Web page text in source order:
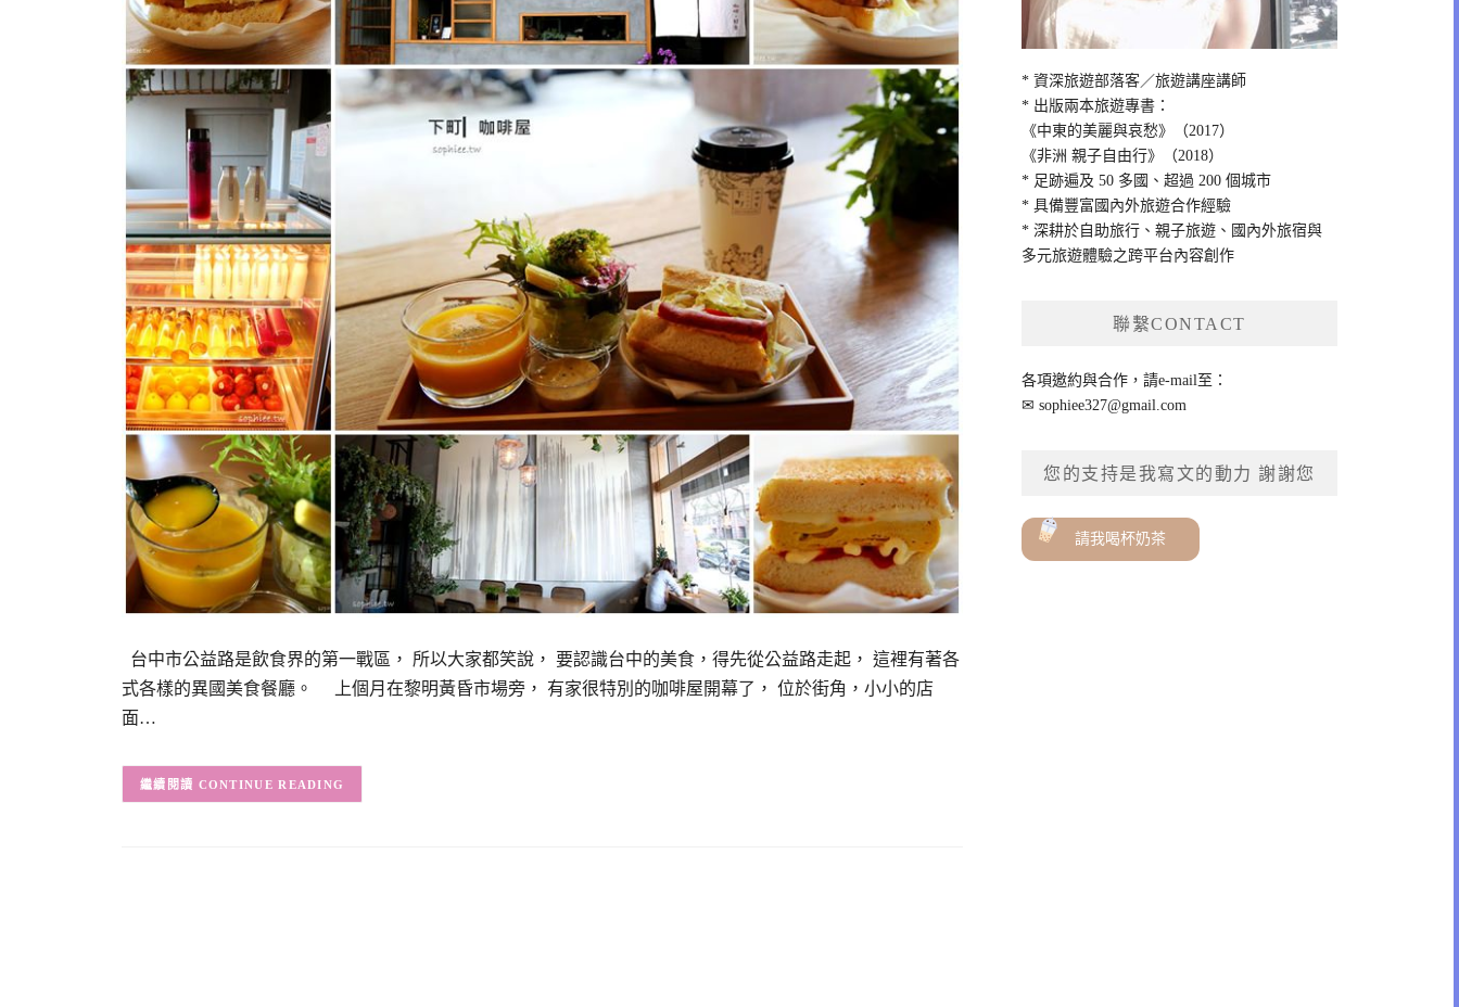
台中市公益路是飲食界的第一戰區， 所以大家都笑說， 要認識台中的美食，得先從公益路走起， 這裡有著各
式各樣的異國美食餐廳。 上個月在黎明黃昏市場旁， 有家很特別的咖啡屋開幕了， 位於街角，小小的店
面…
CONTINUE READING
* 資深旅遊部落客／旅遊講座講師
* 出版兩本旅遊專書：
《中東的美麗與哀愁》（2017）
《非洲 親子自由行》（2018）
* 足跡遍及 50 多國、超過 200 個城市
* 具備豐富國內外旅遊合作經驗
* 深耕於自助旅行、親子旅遊、國內外旅宿與
多元旅遊體驗之跨平台內容創作
聯繫CONTACT
各項邀約與合作，請e-mail至：
✉sophiee327@gmail.com
您的支持是我寫文的動力 謝謝您
請我喝杯奶茶